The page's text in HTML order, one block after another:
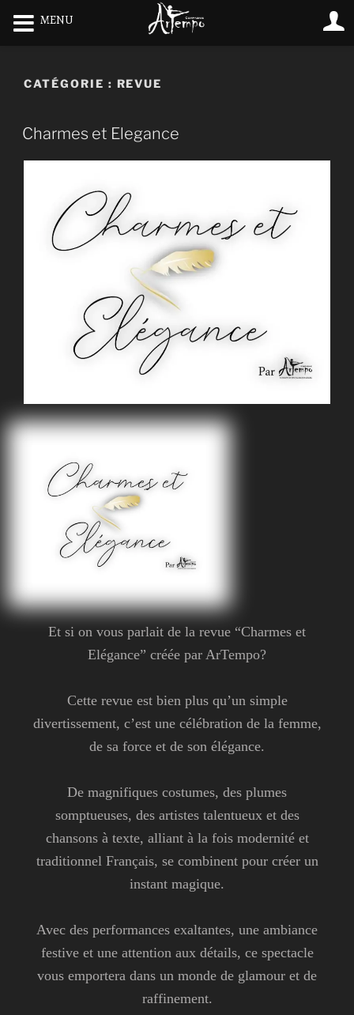
CATÉGORIE : REVUE
Charmes et Elegance
Et si on vous parlait de la revue “Charmes et
Elégance” créée par ArTempo?
Cette revue est bien plus qu’un simple
divertissement, c’est une célébration de la femme,
de sa force et de son élégance.
De magnifiques costumes, des plumes
somptueuses, des artistes talentueux et des
chansons à texte, alliant à la fois modernité et
traditionnel Français, se combinent pour créer un
instant magique.
Avec des performances exaltantes, une ambiance
festive et une attention aux détails, ce spectacle
vous emportera dans un monde de glamour et de
raffinement.
MENU